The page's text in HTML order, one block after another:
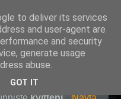
to deliver its services
and user-agent are
and security
generate usage
abuse.
GOT IT